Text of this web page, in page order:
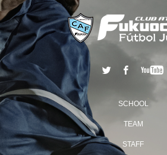
SCHOOL
TEAM
STAFF